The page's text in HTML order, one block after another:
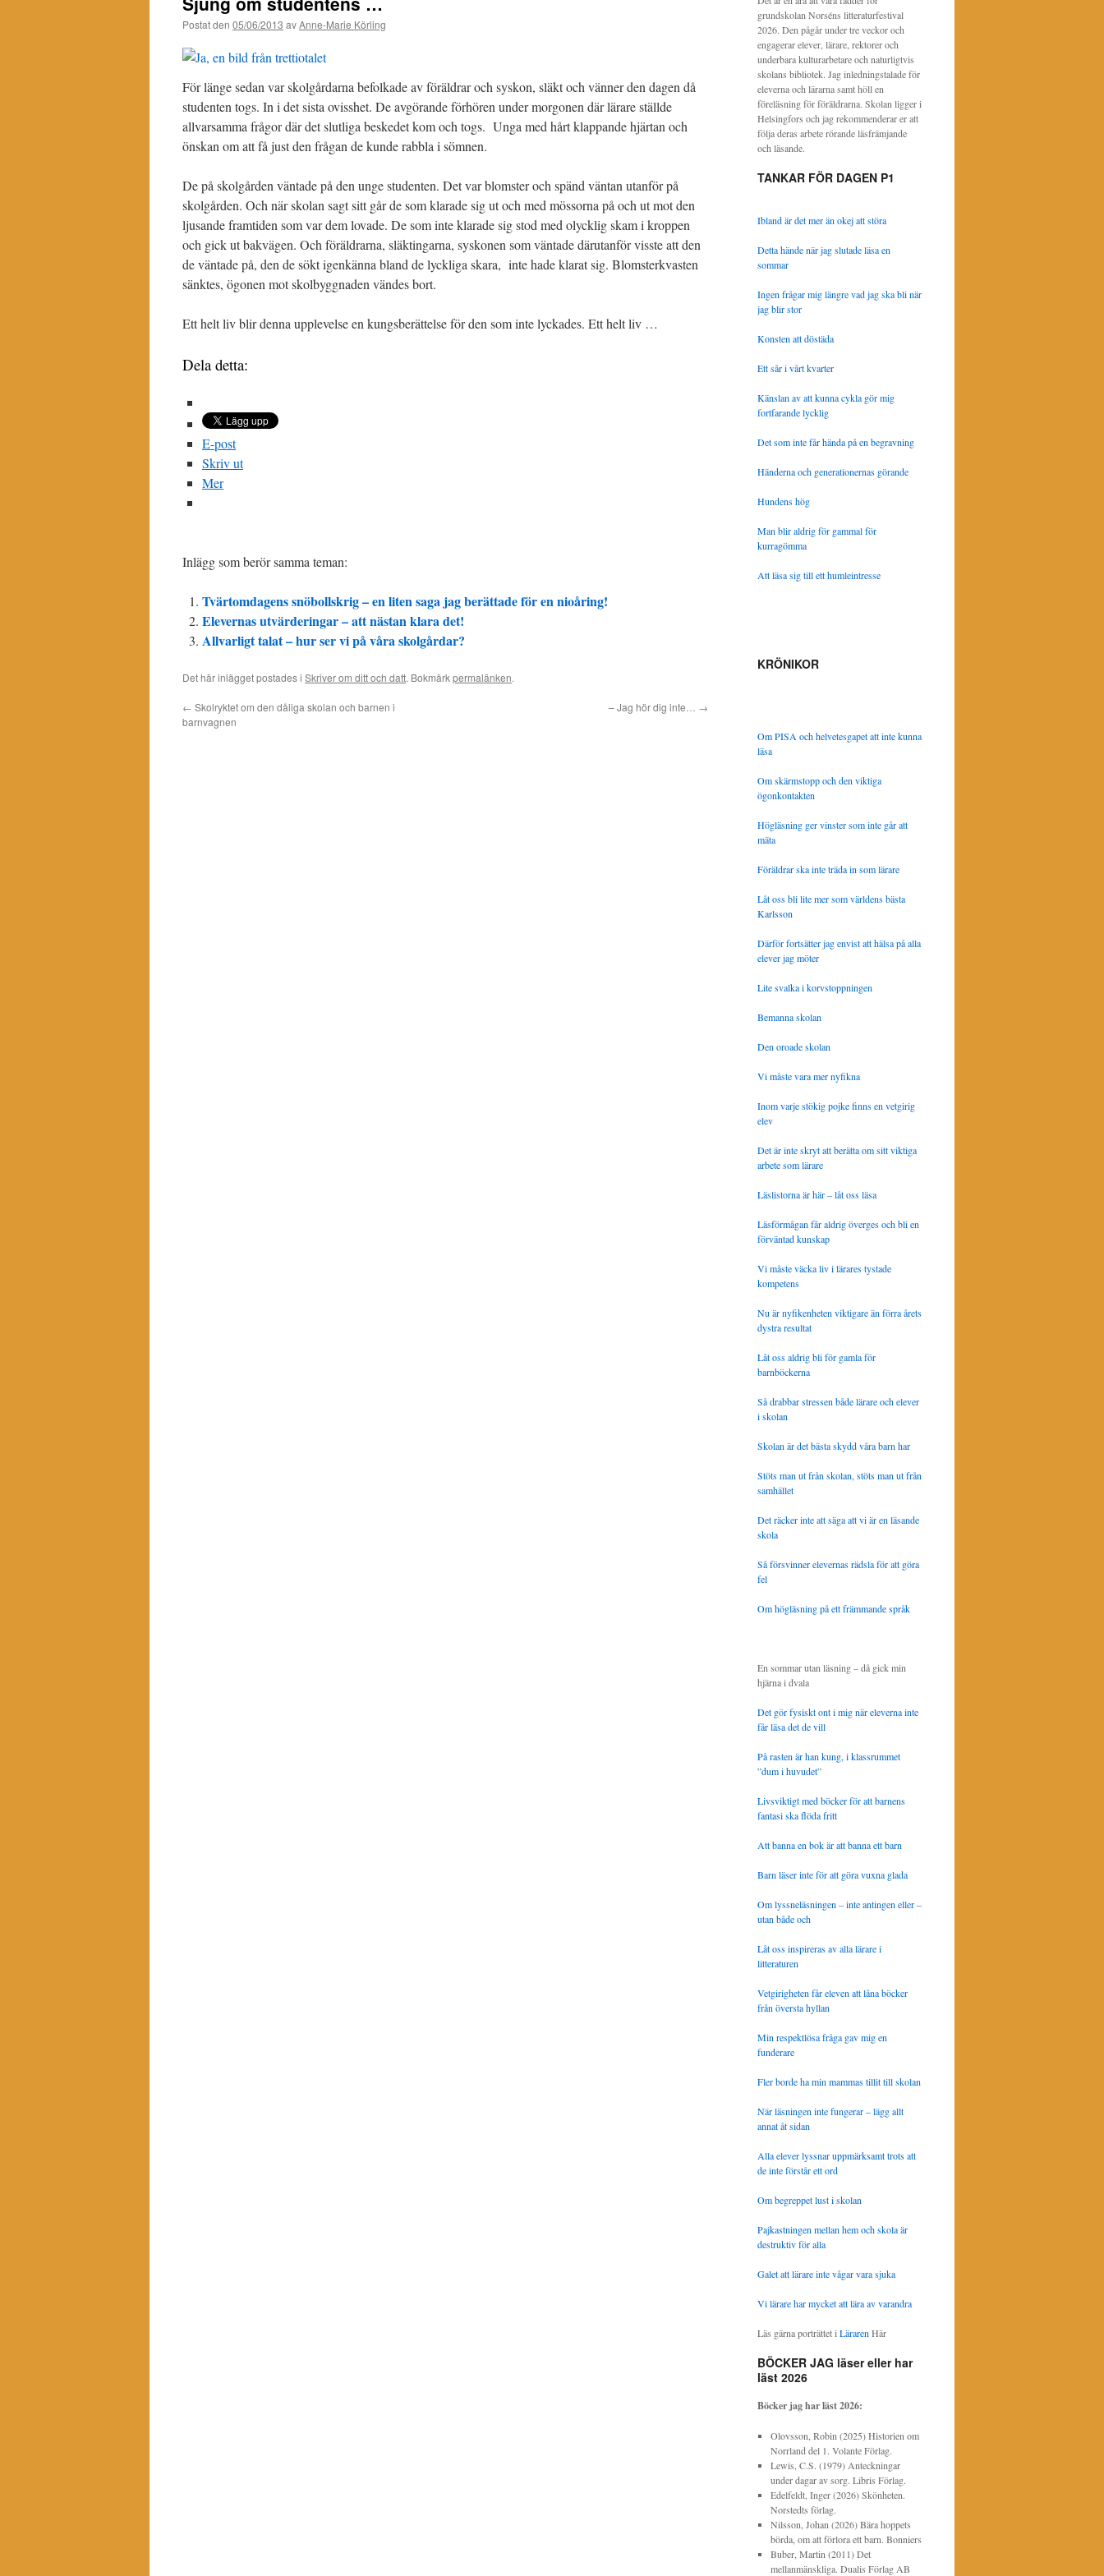
Postat den 05/06/2013 avAnne-Marie Körling
För länge sedan var skolgårdarna befolkade av föräldrar och syskon, släkt och vänner den dagen då
studenten togs. In i det sista ovisshet. De avgörande förhören under morgonen där lärare ställde
allvarsamma frågor där det slutliga beskedet kom och togs. Unga med hårt klappande hjärtan och
önskan om att få just den frågan de kunde rabbla i sömnen.
De på skolgården väntade på den unge studenten. Det var blomster och spänd väntan utanför på
skolgården. Och när skolan sagt sitt går de som klarade sig ut och med mössorna på och ut mot den
ljusande framtiden som var dem lovade. De som inte klarade sig stod med olycklig skam i kroppen
och gick ut bakvägen. Och föräldrarna, släktingarna, syskonen som väntade därutanför visste att den
de väntade på, den de sökt igenkänna bland de lyckliga skara, inte hade klarat sig. Blomsterkvasten
sänktes, ögonen mot skolbyggnaden vändes bort.
Ett helt liv blir denna upplevelse en kungsberättelse för den som inte lyckades. Ett helt liv …
Dela detta:
E-post
Skriv ut
Mer
Inlägg som berör samma teman:
Tvärtomdagens snöbollskrig – en liten saga jag berättade för en nioåring!
Elevernas utvärderingar – att nästan klara det!
Allvarligt talat – hur ser vi på våra skolgårdar?
Det här inlägget postades i Skriver om ditt och datt. Bokmärkpermalänken.
← Skolryktet om den dåliga skolan och barnen i
barnvagnen
– Jag hör dig inte… →
grundskolan Norséns litteraturfestival
2026. Den pågår under tre veckor och
engagerar elever, lärare, rektorer och
underbara kulturarbetare och naturligtvis
skolans bibliotek. Jag inledningstalade för
eleverna och lärarna samt höll en
föreläsning för föräldrarna. Skolan ligger i
Helsingfors och jag rekommenderar er att
följa deras arbete rörande läsfrämjande
och läsande.
TANKAR FÖR DAGEN P1
Ibland är det mer än okej att störa
Detta hände när jag slutade läsa en
sommar
Ingen frågar mig längre vad jag ska bli när
jag blir stor
Konsten att döstäda
Ett sår i vårt kvarter
Känslan av att kunna cykla gör mig
fortfarande lycklig
Det som inte får hända på en begravning
Händerna och generationernas görande
Hundens hög
Man blir aldrig för gammal för
kurragömma
Att läsa sig till ett humleintresse
KRÖNIKOR
Om PISA och helvetesgapet att inte kunna
läsa
Om skärmstopp och den viktiga
ögonkontakten
Högläsning ger vinster som inte går att
mäta
Föräldrar ska inte träda in som lärare
Låt oss bli lite mer som världens bästa
Karlsson
Därför fortsätter jag envist att hälsa på alla
elever jag möter
Lite svalka i korvstoppningen
Bemanna skolan
Den oroade skolan
Vi måste vara mer nyfikna
Inom varje stökig pojke finns en vetgirig
elev
Det är inte skryt att berätta om sitt viktiga
arbete som lärare
Läslistorna är här – låt oss läsa
Läsförmågan får aldrig överges och bli en
förväntad kunskap
Vi måste väcka liv i lärares tystade
kompetens
Nu är nyfikenheten viktigare än förra årets
dystra resultat
Låt oss aldrig bli för gamla för
barnböckerna
Så drabbar stressen både lärare och elever
i skolan
Skolan är det bästa skydd våra barn har
Stöts man ut från skolan, stöts man ut från
samhället
Det räcker inte att säga att vi är en läsande
skola
Så försvinner elevernas rädsla för att göra
fel
Om högläsning på ett främmande språk
En sommar utan läsning – då gick min
hjärna i dvala
Det gör fysiskt ont i mig när eleverna inte
får läsa det de vill
På rasten är han kung, i klassrummet
”dum i huvudet”
Livsviktigt med böcker för att barnens
fantasi ska flöda fritt
Att banna en bok är att banna ett barn
Barn läser inte för att göra vuxna glada
Om lyssneläsningen – inte antingen eller –
utan både och
Låt oss inspireras av alla lärare i
litteraturen
Vetgirigheten får eleven att låna böcker
från översta hyllan
Min respektlösa fråga gav mig en
funderare
Fler borde ha min mammas tillit till skolan
När läsningen inte fungerar – lägg allt
annat åt sidan
Alla elever lyssnar uppmärksamt trots att
de inte förstår ett ord
Om begreppet lust i skolan
Pajkastningen mellan hem och skola är
destruktiv för alla
Galet att lärare inte vågar vara sjuka
Vi lärare har mycket att lära av varandra
Läs gärna porträttet i Läraren Här
BÖCKER JAG läser eller har
läst 2026
Böcker jag har läst2026:
Olovsson, Robin (2025) Historien om
Norrland del 1. Volante Förlag.
Lewis, C.S. (1979) Anteckningar
under dagar av sorg. Libris Förlag.
Edelfeldt, Inger (2026) Skönheten.
Norstedts förlag.
Nilsson, Johan (2026) Bära hoppets
börda, om att förlora ett barn. Bonniers
Buber, Martin (2011) Det
mellanmänskliga. Dualis Förlag AB